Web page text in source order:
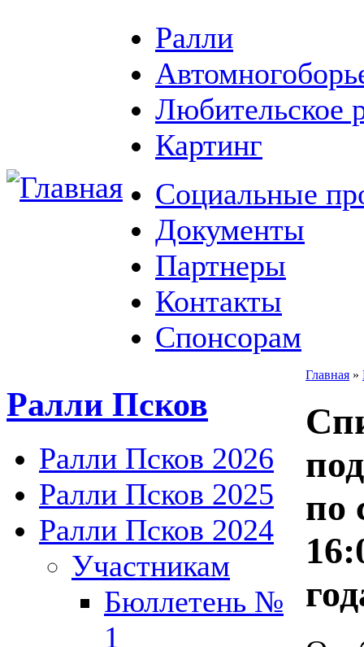
Ралли
Любительское
Картинг
Социальные
Документы
Партнеры
Контакты
Спонсорам
Ралли Псков
Ралли Псков 2026
Ралли Псков 2025
Ралли Псков 2024
Участникам
Бюллетень №
1
Главная »
по